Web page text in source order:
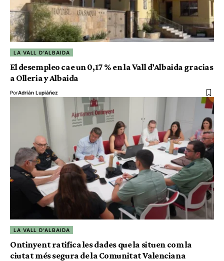
LA VALL D'ALBAIDA
El desempleo cae un 0,17 % en la Vall d’Albaida gracias
a Olleria y Albaida
PorAdrián Lupiáñez
LA VALL D'ALBAIDA
Ontinyent ratifica les dades que la situen com la
ciutat més segura de la Comunitat Valenciana